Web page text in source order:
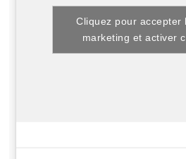
Cliquez pour accepter
marketing et activer